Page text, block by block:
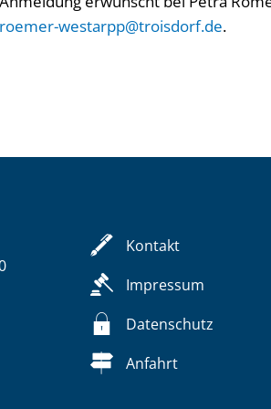
roemer-westarpp@troisdorf.de.
Kontakt
Impressum
Datenschutz
Anfahrt